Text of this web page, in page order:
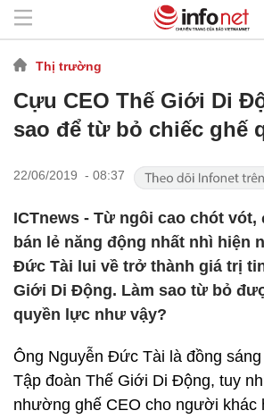
Thị trường
Cựu CEO Thế Giới Di
sao để từ bỏ chiếc ghế
22/06/2019 - 08:37
ICTnews - Từ ngôi cao chót vót,
bán lẻ năng động nhất nhì hiện
Đức Tài lui về trở thành giá trị
Giới Di Động. Làm sao từ bỏ
quyền lực như vậy?
Ông Nguyễn Đức Tài là đồng
Tập đoàn Thế Giới Di Động, tuy
nhường ghế CEO cho người khác